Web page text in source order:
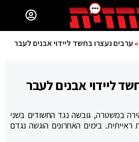
»ערבים נעצרו בחשד ליידוי אבנים לעבר
ליידוי אבנים לעבר
במשטרה, גובשה נגד החשודים בשני
ראייתית. בימים האחרונים הוגשה נגדם